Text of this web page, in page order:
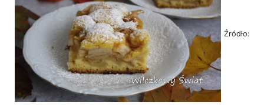
Źródło: